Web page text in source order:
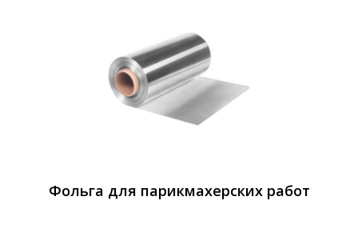
Фольга для парикмахерских работ